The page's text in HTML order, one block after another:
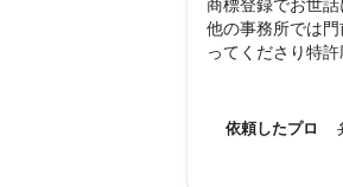
商標登録でお世話
他の事務所では
ってくださり特
依頼したプロ